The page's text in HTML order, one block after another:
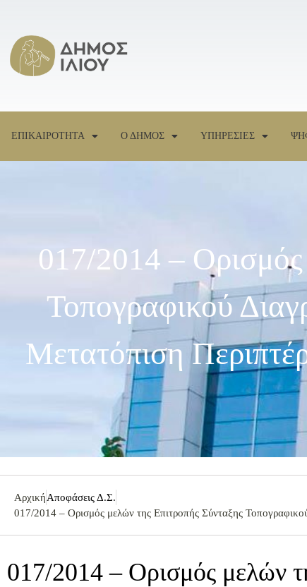
ΕΠΙΚΑΙΡΟΤΗΤΑ Ο ΔΗΜΟΣ ΥΠΗΡΕΣΙΕΣ
017/2014 –
Τοπογραφικού
Μετατόπιση
ΑρχικήΑποφάσεις Δ.Σ.
017/2014 – Ορισμός μελών της Επιτροπής Σύνταξης
017/2014 – Ορισμός μελών